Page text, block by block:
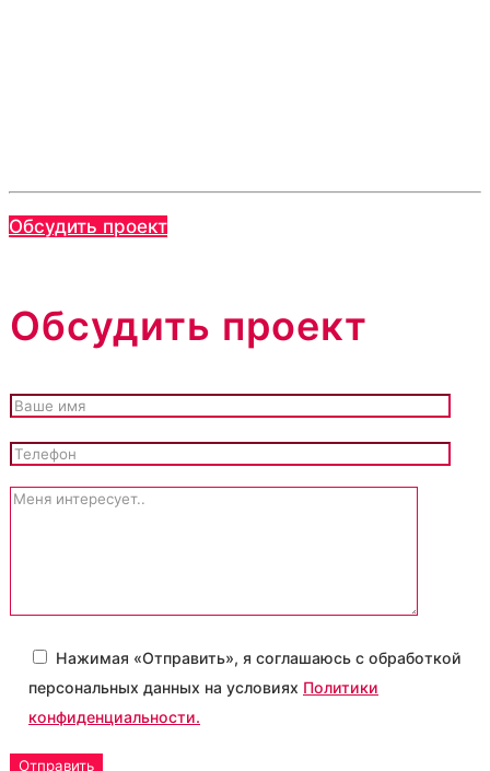
Обсудить проект
Обсудить проект
Нажимая «Отправить», я соглашаюсь с обработкой
персональных данных на условиях Политики
конфиденциальности.